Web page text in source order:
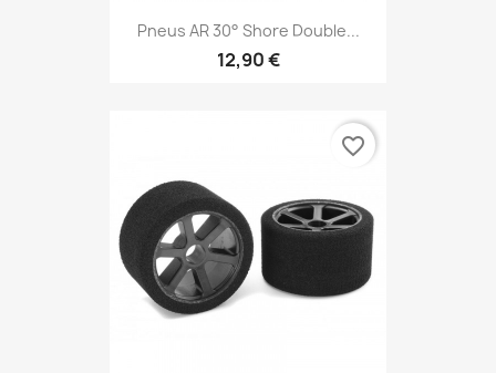
Pneus AR 30° Shore Double...
12,90 €
favorite_border